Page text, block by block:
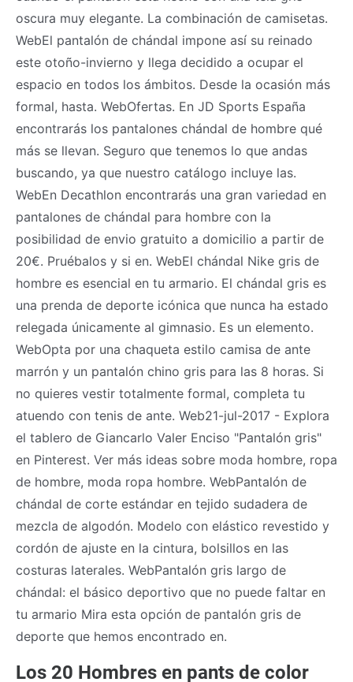
oscura muy elegante. La combinación de camisetas.
WebEl pantalón de chándal impone así su reinado
este otoño-invierno y llega decidido a ocupar el
espacio en todos los ámbitos. Desde la ocasión más
formal, hasta. WebOfertas. En JD Sports España
encontrarás los pantalones chándal de hombre qué
más se llevan. Seguro que tenemos lo que andas
buscando, ya que nuestro catálogo incluye las.
WebEn Decathlon encontrarás una gran variedad en
pantalones de chándal para hombre con la
posibilidad de envio gratuito a domicilio a partir de
20€. Pruébalos y si en. WebEl chándal Nike gris de
hombre es esencial en tu armario. El chándal gris es
una prenda de deporte icónica que nunca ha estado
relegada únicamente al gimnasio. Es un elemento.
WebOpta por una chaqueta estilo camisa de ante
marrón y un pantalón chino gris para las 8 horas. Si
no quieres vestir totalmente formal, completa tu
atuendo con tenis de ante. Web21-jul-2017 - Explora
el tablero de Giancarlo Valer Enciso "Pantalón gris"
en Pinterest. Ver más ideas sobre moda hombre, ropa
de hombre, moda ropa hombre. WebPantalón de
chándal de corte estándar en tejido sudadera de
mezcla de algodón. Modelo con elástico revestido y
cordón de ajuste en la cintura, bolsillos en las
costuras laterales. WebPantalón gris largo de
chándal: el básico deportivo que no puede faltar en
tu armario Mira esta opción de pantalón gris de
deporte que hemos encontrado en.
Los 20 Hombres en pants de color